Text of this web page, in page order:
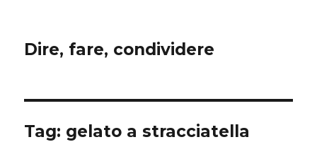
Dire, fare, condividere
Tag: gelato a stracciatella